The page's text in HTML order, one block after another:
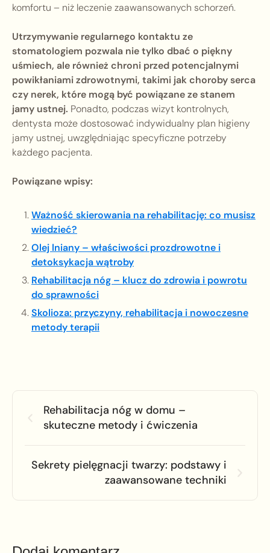
komfortu – niż leczenie zaawansowanych schorzeń.
Utrzymywanie regularnego kontaktu ze
stomatologiem pozwala nie tylko dbać o piękny
uśmiech, ale również chroni przed potencjalnymi
powikłaniami zdrowotnymi, takimi jak choroby serca
czy nerek, które mogą być powiązane ze stanem
jamy ustnej. Ponadto, podczas wizyt kontrolnych,
dentysta może dostosować indywidualny plan higieny
jamy ustnej, uwzględniając specyficzne potrzeby
każdego pacjenta.
Powiązane wpisy:
Ważność skierowania na rehabilitację: co musisz
wiedzieć?
Olej lniany – właściwości prozdrowotne i
detoksykacja wątroby
Rehabilitacja nóg – klucz do zdrowia i powrotu
do sprawności
Skolioza: przyczyny, rehabilitacja i nowoczesne
metody terapii
Rehabilitacja nóg w domu –
skuteczne metody i ćwiczenia
Sekrety pielęgnacji twarzy: podstawy i
zaawansowane techniki